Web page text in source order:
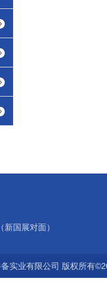
国展对面）
备实业有限公司 版权所有